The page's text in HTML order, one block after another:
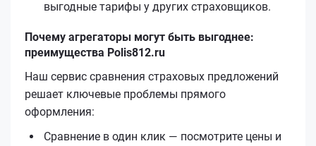
выгодные тарифы у других страховщиков.
Почему агрегаторы могут быть выгоднее:
преимущества Polis812.ru
Наш сервис сравнения страховых предложений
решает ключевые проблемы прямого
оформления:
Сравнение в один клик — посмотрите цены и